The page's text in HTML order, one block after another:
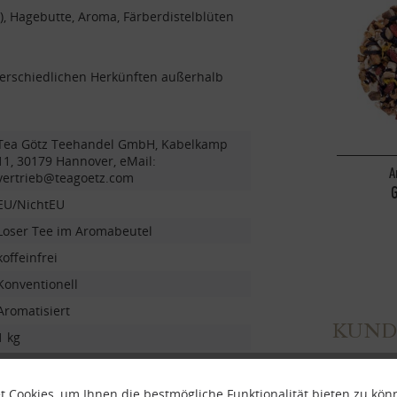
Hagebutte, Aroma, Färberdistelblüten
Herkünften außerhalb
Götz Teehandel GmbH, Kabelkamp
30179 Hannover, eMail:
NichtEU
Tee im Aromabeutel
kg